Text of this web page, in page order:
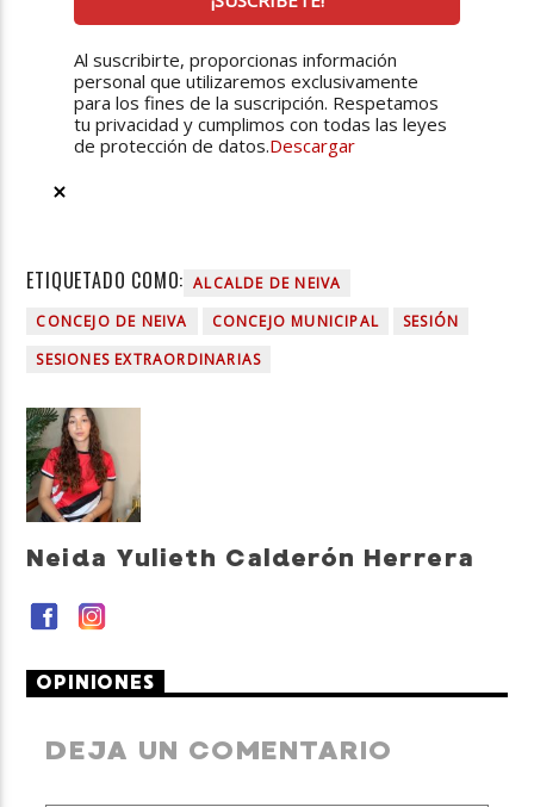
Al suscribirte, proporcionas información
personal que utilizaremos exclusivamente
para los fines de la suscripción. Respetamos
tu privacidad y cumplimos con todas las leyes
de protección de datos.Descargar
ETIQUETADO COMO: ALCALDE DE NEIVA
CONCEJO DE NEIVA
CONCEJO MUNICIPAL
SESIÓN
SESIONES EXTRAORDINARIAS
Neida Yulieth Calderón Herrera
OPINIONES
DEJA UN COMENTARIO